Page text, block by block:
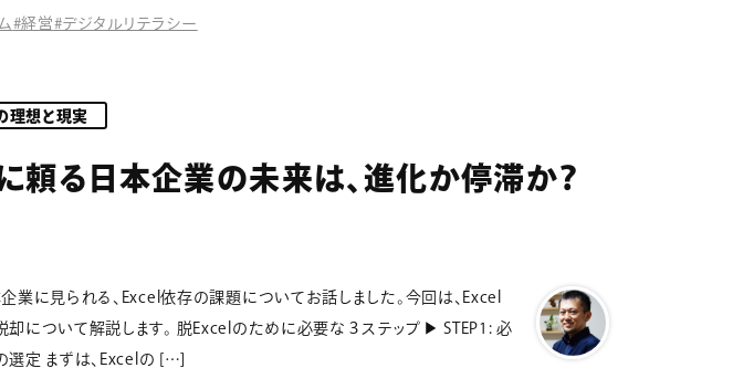
#経営#デジタルリテラシー
理想と現実
頼る日本企業の未来は、進化か停滞か？
業に見られる、Excel依存の課題についてお話しました。今回は、Excel
却について解説します。 脱Excelのために必要な３ステップ ▶ STEP1: 必
選定 まずは、Excelの […]